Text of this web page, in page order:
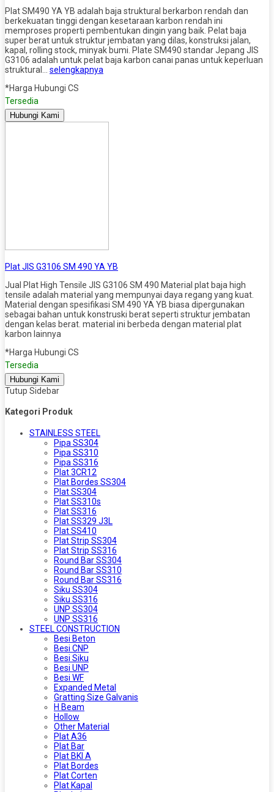
Plat SM490 YA YB adalah baja struktural berkarbon rendah dan
berkekuatan tinggi dengan kesetaraan karbon rendah ini
memproses properti pembentukan dingin yang baik. Pelat baja
super berat untuk struktur jembatan yang dilas, konstruksi jalan,
kapal, rolling stock, minyak bumi. Plate SM490 standar Jepang JIS
G3106 adalah untuk pelat baja karbon canai panas untuk keperluan
struktural… selengkapnya
*Harga Hubungi CS
Tersedia
Hubungi Kami
Plat JIS G3106 SM 490 YA YB
Jual Plat High Tensile JIS G3106 SM 490 Material plat baja high
tensile adalah material yang mempunyai daya regang yang kuat.
Material dengan spesifikasi SM 490 YA YB biasa dipergunakan
sebagai bahan untuk konstruski berat seperti struktur jembatan
dengan kelas berat. material ini berbeda dengan material plat
karbon lainnya
*Harga Hubungi CS
Tersedia
Hubungi Kami
Tutup Sidebar
Kategori Produk
STAINLESS STEEL
Pipa SS304
Pipa SS310
Pipa SS316
Plat 3CR12
Plat Bordes SS304
Plat SS304
Plat SS310s
Plat SS316
Plat SS329 J3L
Plat SS410
Plat Strip SS304
Plat Strip SS316
Round Bar SS304
Round Bar SS310
Round Bar SS316
Siku SS304
Siku SS316
UNP SS304
UNP SS316
STEEL CONSTRUCTION
Besi Beton
Besi CNP
Besi Siku
Besi UNP
Besi WF
Expanded Metal
Gratting Size Galvanis
H Beam
Hollow
Other Material
Plat A36
Plat Bar
Plat BKI A
Plat Bordes
Plat Corten
Plat Kapal